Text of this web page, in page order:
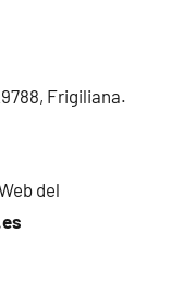
Frigiliana.
del